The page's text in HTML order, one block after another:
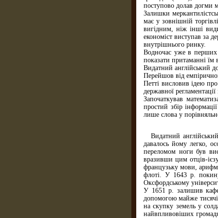
поступово долав догми
Залишки
має у зовнішній
вигідним, ніж інші
економіст виступав за
внутрішнього ринку.
Водночас уже в перших
показати притаманні їм
Видатний англійський
Перейшов від
Петті висловив ідею
державної
Започаткував
простий збір
лише слова у
Видатний
давалось йому легко,
переломом ноги був
вразивши цим отців-
французьку мови,
флоті. У 1643 р.
Оксфордському
У 1651 р. залишив
допомогою майже тисячі
на скупку земель у
найвпливовіших